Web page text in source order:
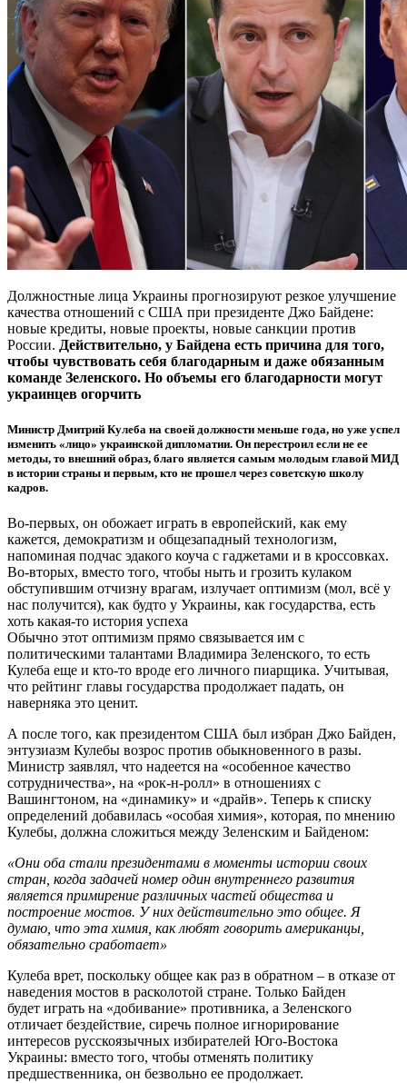
Должностные лица Украины прогнозируют резкое улучшение
качества отношений с США при президенте Джо Байдене:
новые кредиты, новые проекты, новые санкции против
России. Действительно, у Байдена есть причина для того,
чтобы чувствовать себя благодарным и даже обязанным
команде Зеленского. Но объемы его благодарности могут
украинцев огорчить
Министр Дмитрий Кулеба на своей должности меньше года, но уже успел
изменить «лицо» украинской дипломатии. Он перестроил если не ее
методы, то внешний образ, благо является самым молодым главой МИД
в истории страны и первым, кто не прошел через советскую школу
кадров.
Во-первых, он обожает играть в европейский, как ему
кажется, демократизм и общезападный технологизм,
напоминая подчас эдакого коуча с гаджетами и в кроссовках.
Во-вторых, вместо того, чтобы ныть и грозить кулаком
обступившим отчизну врагам, излучает оптимизм (мол, всё у
нас получится), как будто у Украины, как государства, есть
хоть какая-то история успеха
Обычно этот оптимизм прямо связывается им с
политическими талантами Владимира Зеленского, то есть
Кулеба еще и кто-то вроде его личного пиарщика. Учитывая,
что рейтинг главы государства продолжает падать, он
наверняка это ценит.
А после того, как президентом США был избран Джо Байден,
энтузиазм Кулебы возрос против обыкновенного в разы.
Министр заявлял, что надеется на «особенное качество
сотрудничества», на «рок-н-ролл» в отношениях с
Вашингтоном, на «динамику» и «драйв». Теперь к списку
определений добавилась «особая химия», которая, по мнению
Кулебы, должна сложиться между Зеленским и Байденом:
«Они оба стали президентами в моменты истории своих
стран, когда задачей номер один внутреннего развития
является примирение различных частей общества и
построение мостов. У них действительно это общее. Я
думаю, что эта химия, как любят говорить американцы,
обязательно сработает»
Кулеба врет, поскольку общее как раз в обратном – в отказе от
наведения мостов в расколотой стране. Только Байден
будет играть на «добивание» противника, а Зеленского
отличает бездействие, сиречь полное игнорирование
интересов русскоязычных избирателей Юго-Востока
Украины: вместо того, чтобы отменять политику
предшественника, он безвольно ее продолжает.